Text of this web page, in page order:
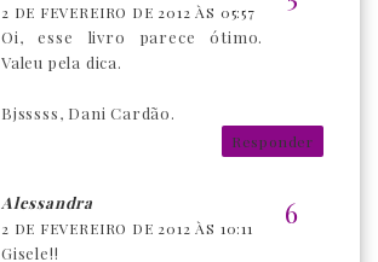
2 DE FEVEREIRO DE 2012 ÀS 05:57
Oi, esse livro parece ótimo.
Valeu pela dica.
Bjsssss, Dani Cardão.
Responder
Alessandra
2 DE FEVEREIRO DE 2012 ÀS 10:11
Gisele!!